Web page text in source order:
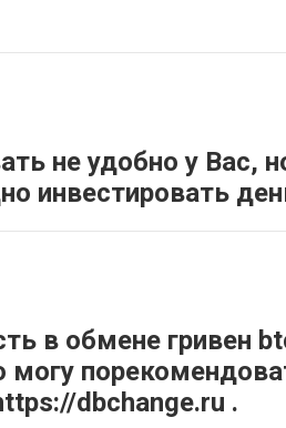
не удобно у Вас,
инвестировать
в обмене гривен
dbchange.ru .